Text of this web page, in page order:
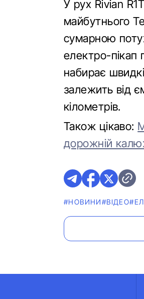
У рух Rivian
майбутнього
сумарною
електро-пікап
набирає
залежить від
кілометрів.
Також цікаво:
дорожній
#НОВИНИ#ВІДЕО